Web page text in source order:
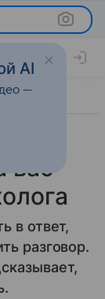
вас
в ответ,
разговор.
AI
—